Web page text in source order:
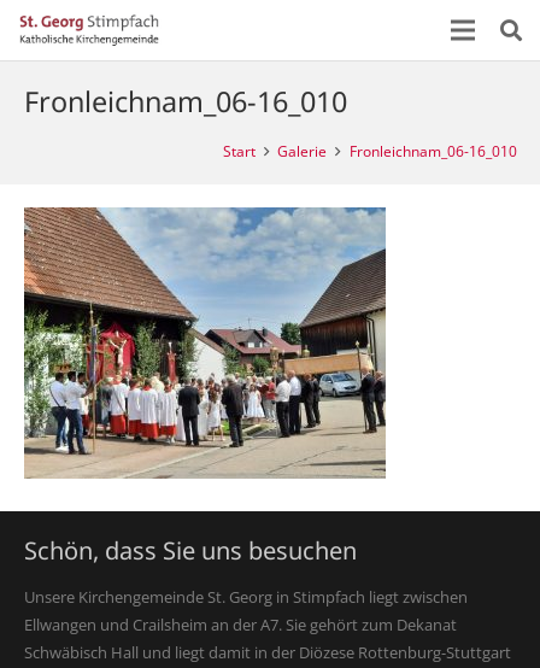
Fronleichnam_06-16_010
Start Galerie Fronleichnam_06-16_010
Schön, dass Sie uns besuchen
Unsere Kirchengemeinde St. Georg in Stimpfach liegt zwischen
Ellwangen und Crailsheim an der A7. Sie gehört zum Dekanat
Schwäbisch Hall und liegt damit in der Diözese Rottenburg-Stuttgart